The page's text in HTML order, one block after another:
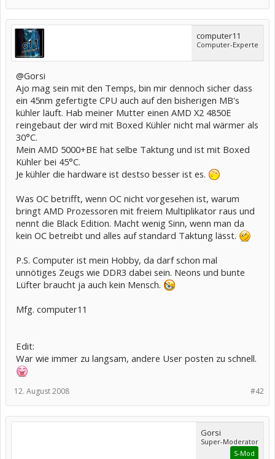
computer11
Computer-Experte
@Gorsi
Ajo mag sein mit den Temps, bin mir dennoch sicher dass
ein 45nm gefertigte CPU auch auf den bisherigen MB's
kühler läuft. Hab meiner Mutter einen AMD X2 4850E
reingebaut der wird mit Boxed Kühler nicht mal wärmer als
30°C.
Mein AMD 5000+BE hat selbe Taktung und ist mit Boxed
Kühler bei 45°C.
Je kühler die hardware ist destso besser ist es.
Was OC betrifft, wenn OC nicht vorgesehen ist, warum
bringt AMD Prozessoren mit freiem Multiplikator raus und
nennt die Black Edition. Macht wenig Sinn, wenn man da
kein OC betreibt und alles auf standard Taktung lässt.
P.S. Computer ist mein Hobby, da darf schon mal
unnötiges Zeugs wie DDR3 dabei sein. Neons und bunte
Lüfter braucht ja auch kein Mensch.
Mfg. computer11
Edit:
War wie immer zu langsam, andere User posten zu schnell.
#42
12. August 2008
Gorsi
Super-Moderator
S-Mod